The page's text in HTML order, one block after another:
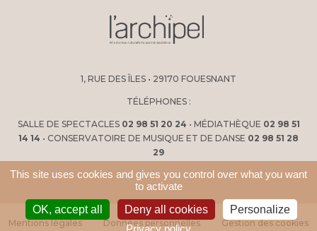
1, RUE DES ÎLES • 29170 FOUESNANT
TÉLÉPHONES :
SALLE DE SPECTACLES 02 98 51 20 24 • MÉDIATHÈQUE 02 98 51
14 14 • CONSERVATOIRE DE MUSIQUE ET DE DANSE 02 98 51 28
29
Mentions légales Données personnelles Gestion des cookies
This site uses cookies and gives you control over what you want
to activate
OK, accept all
Deny all cookies
Personalize
Privacy policy